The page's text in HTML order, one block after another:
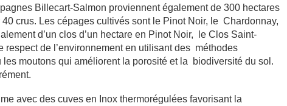
Billecart-Salmon proviennent également de 300 hectares
crus. Les cépages cultivés sont le Pinot Noir, le Chardonnay,
d’un clos d’un hectare en Pinot Noir, le Clos Saint-
respect de l’environnement en utilisant des méthodes
moutons qui améliorent la porosité et la biodiversité du sol.
avec des cuves en Inox thermorégulées favorisant la